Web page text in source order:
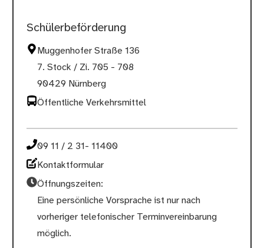
Schülerbeförderung
Muggenhofer Straße 136
7. Stock / Zi. 705 - 708
90429 Nürnberg
Öffentliche Verkehrsmittel
09 11 / 2 31- 11400
Kontaktformular
Öffnungszeiten:
Eine persönliche Vorsprache ist nur nach
vorheriger telefonischer Terminvereinbarung
möglich.